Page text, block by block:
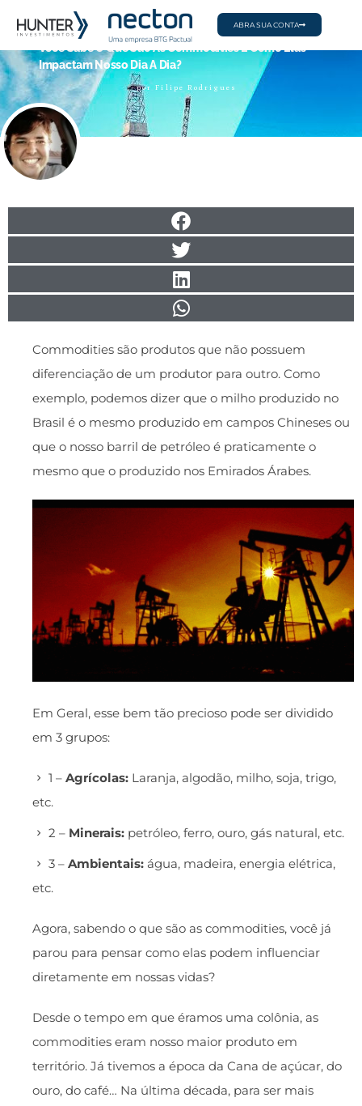
ABRA SUA CONTA
Você Sabe O Que São As Commodities E Como Elas
Impactam Nosso Dia A Dia?
porFilipe Rodrigues
Commodities são produtos que não possuem
diferenciação de um produtor para outro. Como
exemplo, podemos dizer que o milho produzido no
Brasil é o mesmo produzido em campos Chineses ou
que o nosso barril de petróleo é praticamente o
mesmo que o produzido nos Emirados Árabes.
Em Geral, esse bem tão precioso pode ser dividido
em 3 grupos:
​1 – Agrícolas: Laranja, algodão, milho, soja, trigo,
etc.
2 – Minerais: petróleo, ferro, ouro, gás natural, etc.
3 – Ambientais: água, madeira, energia elétrica,
etc.​​
Agora, sabendo o que são as commodities, você já
parou para pensar como elas podem influenciar
diretamente em nossas vidas? ​
Desde o tempo em que éramos uma colônia, as
commodities eram nosso maior produto em
território. Já tivemos a época da Cana de açúcar, do
ouro, do café… Na última década, para ser mais